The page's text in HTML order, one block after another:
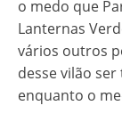
o medo que
Lanternas
vários outros
desse vilão
enquanto o